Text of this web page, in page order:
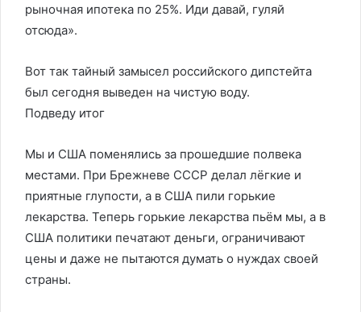
рыночная ипотека по 25%. Иди давай, гуляй
отсюда».
Вот так тайный замысел российского дипстейта
был сегодня выведен на чистую воду.
Подведу итог
Мы и США поменялись за прошедшие полвека
местами. При Брежневе СССР делал лёгкие и
приятные глупости, а в США пили горькие
лекарства. Теперь горькие лекарства пьём мы, а в
США политики печатают деньги, ограничивают
цены и даже не пытаются думать о нуждах своей
страны.